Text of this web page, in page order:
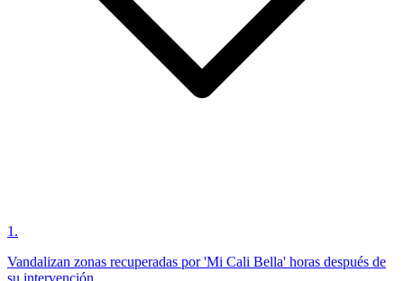
1 .
Vandalizan zonas recuperadas por 'Mi Cali Bella' horas después de
su intervención